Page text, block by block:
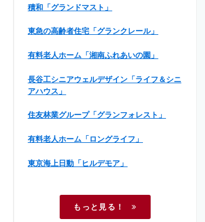
積和「グランドマスト」
東急の高齢者住宅「グランクレール」
有料老人ホーム「湘南ふれあいの園」
長谷工シニアウェルデザイン「ライフ＆シニ
アハウス」
住友林業グループ「グランフォレスト」
有料老人ホーム「ロングライフ」
東京海上日動「ヒルデモア」
もっと見る！